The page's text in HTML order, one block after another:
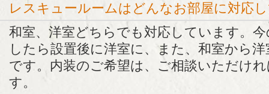
レスキュールームはどんなお部屋に対応
和室、洋室どちらでも対応しています。
したら設置後に洋室に、また、和室から
です。内装のご希望は、ご相談いただけ
す。